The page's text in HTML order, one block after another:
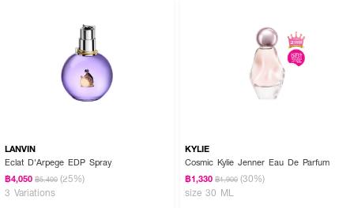
LANVIN
Eclat D'Arpege EDP Spray
฿4,050 ฿5,400 (25%)
3 Variations
KYLIE
Cosmic Kylie Jenner Eau De Parfum
฿1,330 ฿1,900 (30%)
size 30 ML